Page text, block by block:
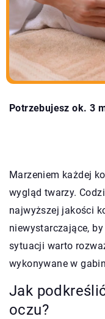
Potrzebujesz ok. 3
Marzeniem każdej
wygląd twarzy.
najwyższej jakości
niewystarczające,
sytuacji warto
wykonywane w
Jak
oczu?